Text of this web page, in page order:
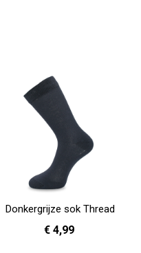
Donkergrijze sok Thread
€ 4,99